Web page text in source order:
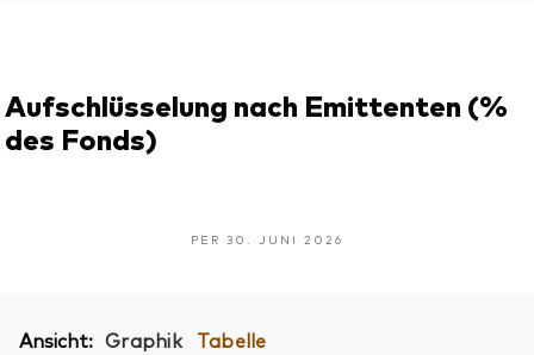
Aufschlüsselung nach Emittenten (%
des Fonds)
PER 30. JUNI 2026
Ansicht: Graphik Tabelle